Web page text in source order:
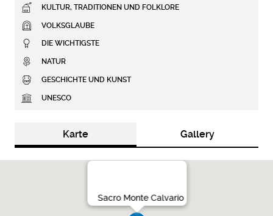
KULTUR, TRADITIONEN UND FOLKLORE
VOLKSGLAUBE
DIE WICHTIGSTE
NATUR
GESCHICHTE UND KUNST
UNESCO
Karte Gallery
Sacro Monte Calvario